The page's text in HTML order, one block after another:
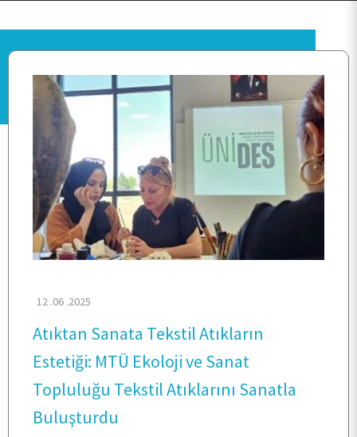
ANA SAYFA
KALİTE
TOPLUMSAL KATKI
12 .06 .2025
Atıktan Sanata Tekstil Atıkların
Estetiği: MTÜ Ekoloji ve Sanat
Topluluğu Tekstil Atıklarını Sanatla
Buluşturdu